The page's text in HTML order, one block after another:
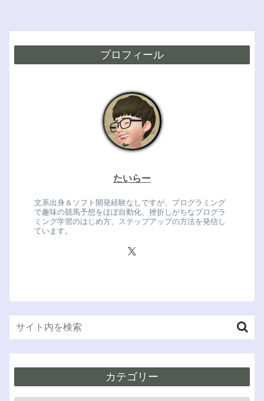
プロフィール
たいらー
文系出身＆ソフト開発経験なしですが、プログラミング
で趣味の競馬予想をほぼ自動化。挫折しがちなプログラ
ミング学習のはじめ方、ステップアップの方法を発信し
ています。
カテゴリー